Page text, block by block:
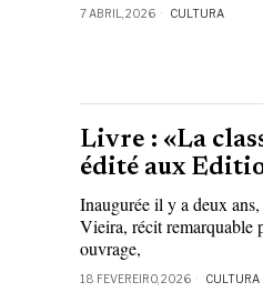
7 ABRIL, 2026 CULTURA
Livre : «La
édité aux
Inaugurée il y a deux
Vieira, récit remarquable
ouvrage,
18 FEVEREIRO, 2026 CULTURA